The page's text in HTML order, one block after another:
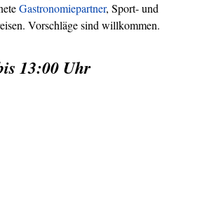
Gastronomiepartner, Sport- und
Vorschläge sind willkommen.
13:00 Uhr